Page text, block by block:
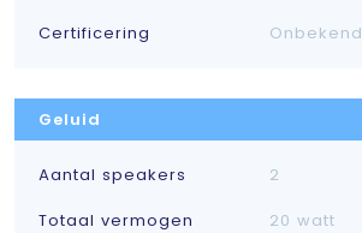
Certificering
Onbekend
Geluid
Aantal speakers
2
Totaal vermogen
20 watt